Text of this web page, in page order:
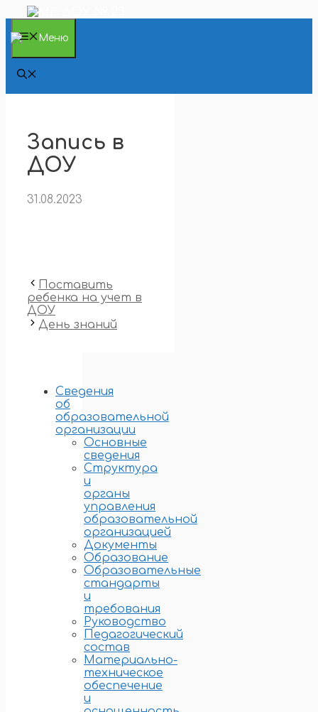
Перейти
содержимому
Меню
Запись в
ДОУ
31.08.2023
Поставить
ребенка на учет в
ДОУ
День знаний
Сведения
об
образовательной
организации
Основные
сведения
Структура
и
органы
управления
образовательной
организацией
Документы
Образование
Образовательные
стандарты
и
требования
Руководство
Педагогический
состав
Материально-
техническое
обеспечение
и